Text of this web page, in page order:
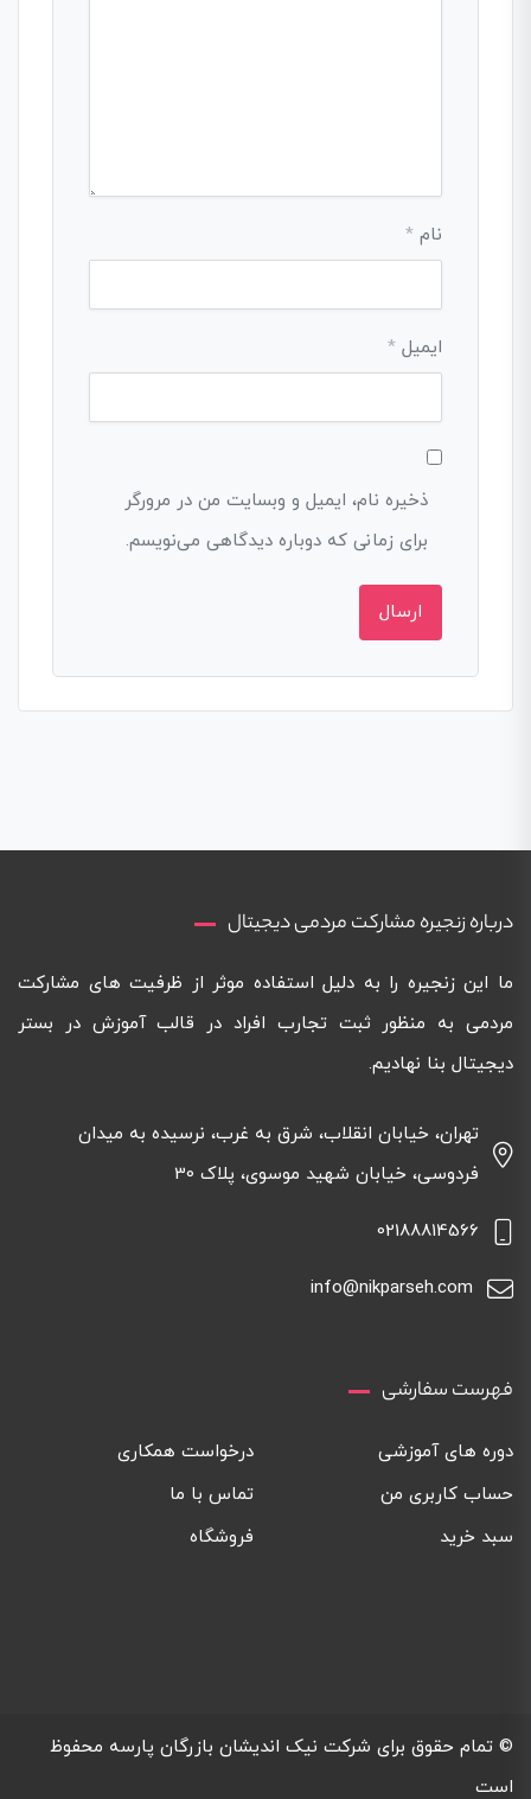
نام *
ایمیل *
ذخیره نام، ایمیل و وبسایت من در مرورگر
برای زمانی که دوباره دیدگاهی می‌نویسم.
درباره زنجیره مشارکت مردمی دیجیتال
ما این زنجیره را به دلیل استفاده موثر از ظرفیت های مشارکت
مردمی به منظور ثبت تجارب افراد در قالب آموزش در بستر
دیجیتال بنا نهادیم.
تهران، خیابان انقلاب، شرق به غرب، نرسیده به میدان
فردوسی، خیابان شهید موسوی، پلاک 30
02188814566
info@nikparseh.com
فهرست سفارشی
دوره های آموزشی
درخواست همکاری
حساب کاربری من
تماس با ما
سبد خرید
فروشگاه
© تمام حقوق برای شرکت نیک اندیشان بازرگان پارسه محفوظ
است